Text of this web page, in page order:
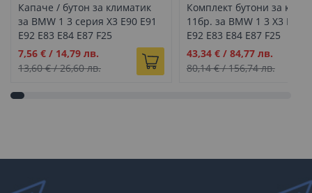
Капаче / бутон за климатик
за BMW 1 3 серия X3 E90 E91
E92 E83 E84 E87 F25
Промо
цена
7,56 € / 14,79 лв.
13,60 €/26,60 лв.
Комплект бутони за
11бр. за BMW 1 3 X3 E90
E92 E83 E84 E87 F25
Промо
цена
43,34 €/ 84,77 лв.
80,14 €/156,74 лв.